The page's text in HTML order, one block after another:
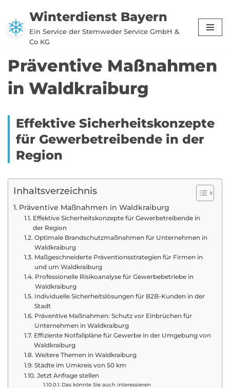
Zum
Inhalt
Winterdienst Bayern
Ein Service der Stemweder Service GmbH &
Co KG
Präventive Maßnahmen
in Waldkraiburg
Effektive Sicherheitskonzepte
für Gewerbetreibende in der
Region
Inhaltsverzeichnis
Präventive Maßnahmen in Waldkraiburg
Effektive Sicherheitskonzepte für Gewerbetreibende in
der Region
Optimale Brandschutzmaßnahmen für Unternehmen in
Waldkraiburg
Maßgeschneiderte Präventionsstrategien für Firmen in
und um Waldkraiburg
Professionelle Risikoanalyse für Gewerbebetriebe in
Waldkraiburg
Individuelle Sicherheitslösungen für B2B-Kunden in der
Stadt
Präventive Maßnahmen: Schutz vor Einbrüchen für
Unternehmen in Waldkraiburg
Effiziente Notfallpläne für Gewerbe in der Umgebung von
Waldkraiburg
Weitere Themen in Waldkraiburg
Städte im Umkreis von 50 km
Jetzt Anfrage stellen
Das könnte Sie auch interessieren